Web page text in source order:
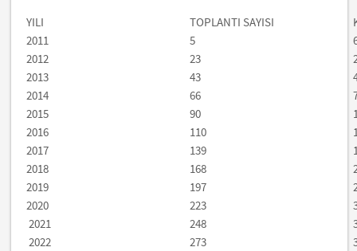
YILI TOPLANTI SAYISI
2011
5
2012
23
2013
43
2014
66
2015
90
2016
110
2017
139
2018
168
2019
197
2020
223
2021
248
2022
273